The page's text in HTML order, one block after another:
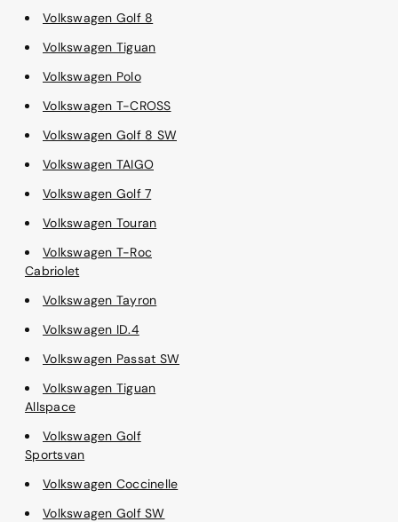
Volkswagen Golf 8
Volkswagen Tiguan
Volkswagen Polo
Volkswagen T-CROSS
Volkswagen Golf 8 SW
Volkswagen TAIGO
Volkswagen Golf 7
Volkswagen Touran
Volkswagen T-Roc
Cabriolet
Volkswagen Tayron
Volkswagen ID.4
Volkswagen Passat SW
Volkswagen Tiguan
Allspace
Volkswagen Golf
Sportsvan
Volkswagen Coccinelle
Volkswagen Golf SW